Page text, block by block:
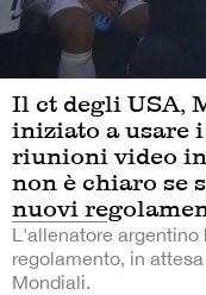
Il ct degli USA,
iniziato a usare
riunioni video
non è chiaro se
nuovi
L'allenatore
regolamento, in
Mondiali.